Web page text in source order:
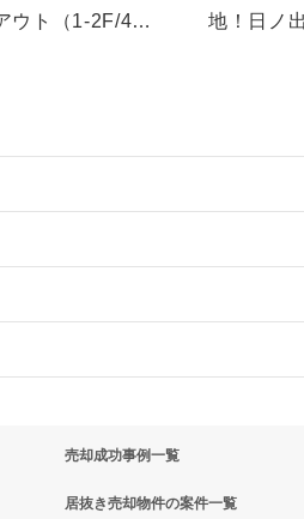
ウト（1-2F/4
地！日ノ
売却成功事例一覧
居抜き売却物件の案件一覧